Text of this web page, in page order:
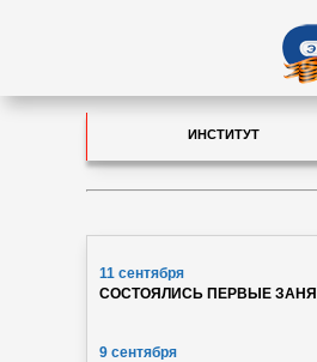
ИНСТИТУТ
11 сентября
СОСТОЯЛИСЬ ПЕРВЫЕ
9 сентября